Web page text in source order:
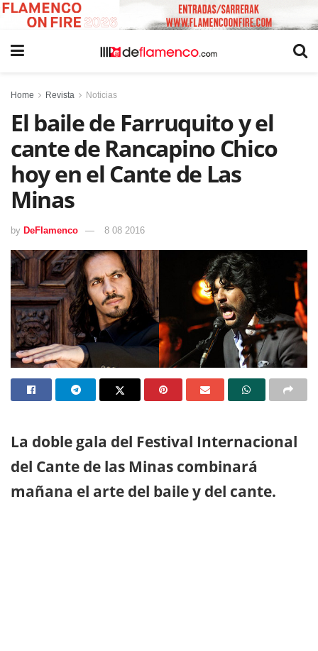
Home Revista Noticias
El baile de Farruquito y el
cante de Rancapino Chico
hoy en el Cante de Las
Minas
by DeFlamenco 8 08 2016
La doble gala del Festival Internacional
del Cante de las Minas combinará
mañana el arte del baile y del cante.